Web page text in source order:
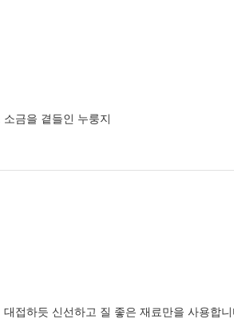
금을 곁들인 누룽지
접하듯 신선하고 질 좋은 재료만을 사용합